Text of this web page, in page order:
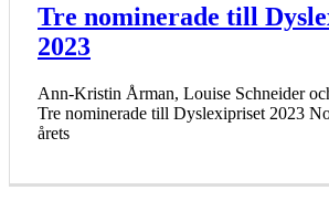
Tre nominerade till
2023
Ann-Kristin Årman, Louise Schneider
Tre nominerade till Dyslexipriset 2023
årets